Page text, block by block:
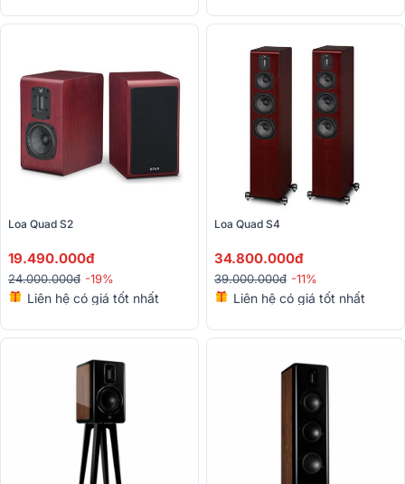
19.490.000đ
24.000.000đ -19%
Liên hệ có giá tốt nhất
34.800.000đ
39.000.000đ -11%
Liên hệ có giá tốt nhất